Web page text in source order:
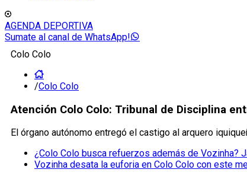
AGENDA DEPORTIVA
Sumate al canal de WhatsApp!
Colo Colo
/Colo Colo
Atención Colo Colo: Tribunal de Disciplina
El órgano autónomo entregó el castigo al arquero
¿Colo Colo busca refuerzos además de Vozinha?
Vozinha desata la euforia en Colo Colo con este